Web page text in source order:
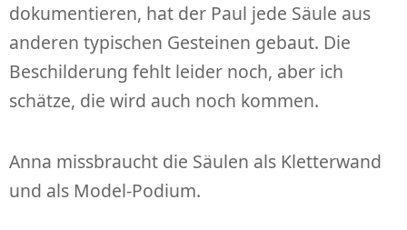
dokumentieren, hat der Paul jede Säule aus
anderen typischen Gesteinen gebaut. Die
Beschilderung fehlt leider noch, aber ich
schätze, die wird auch noch kommen.
Anna missbraucht die Säulen als Kletterwand
und als Model-Podium.